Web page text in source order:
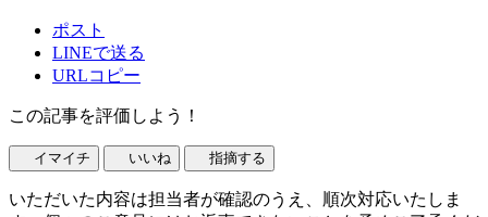
ポスト
LINEで送る
URLコピー
この記事を評価しよう！
イマイチ いいね 指摘する
いただいた内容は担当者が確認のうえ、順次対応いたしま